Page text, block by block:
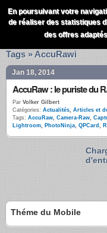
QuestionsPhoto
Tags » AccuRawi
Jan 18, 2014
AccuRaw : le puriste du
Par Volker Gilbert
Catégories: Actualités, Articles et
Tags: AccuRaw, Camera-Raw,
Lightroom, PhotoNinja, QPCard ,
Théme du Mobile
En poursuivant votre
de réaliser des statistiques
des offres